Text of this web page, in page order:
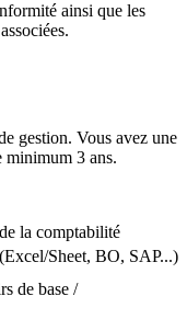
ainsi que les
gestion. Vous avez une
minimum 3 ans.
la comptabilité
Sheet, BO, SAP...)
de base /